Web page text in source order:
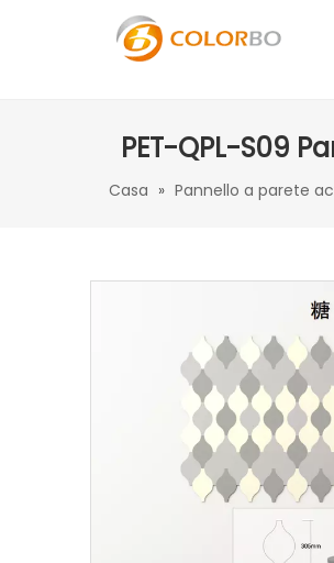
PET-QPL-S09
Casa » Pannello a parete